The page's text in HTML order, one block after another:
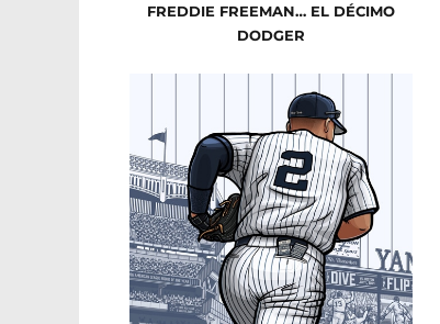
FREDDIE FREEMAN… EL DÉCIMO
DODGER